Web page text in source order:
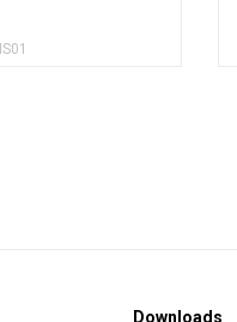
Downloads